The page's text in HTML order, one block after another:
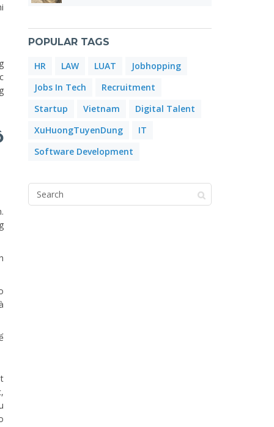
POPULAR TAGS
HR LAW LUAT
Jobhopping
Jobs In Tech
Recruitment
Startup
Vietnam
Digital Talent
XuHuongTuyenDung
IT
Software Development